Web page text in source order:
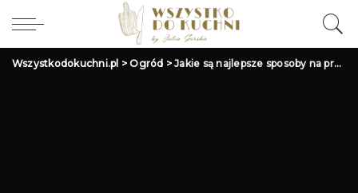
Wszystkodokuchni.pl >Ogród >Jakie są najlepsze sposoby na przechowywanie biżuterii?